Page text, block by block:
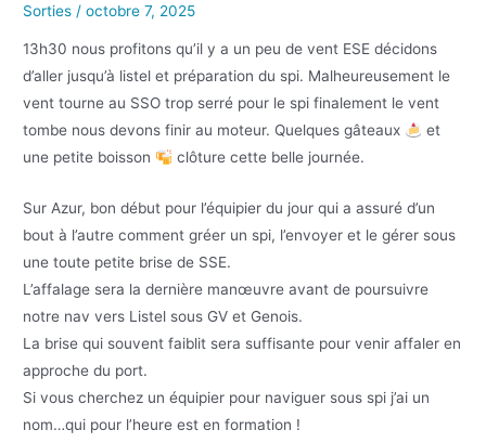
Sorties /octobre 7, 2025
13h30 nous profitons qu’il y a un peu de vent ESE décidons
d’aller jusqu’à listel et préparation du spi. Malheureusement le
vent tourne au SSO trop serré pour le spi finalement le vent
tombe nous devons finir au moteur. Quelques gâteaux
et
une petite boisson
clôture cette belle journée.
Sur Azur, bon début pour l’équipier du jour qui a assuré d’un
bout à l’autre comment gréer un spi, l’envoyer et le gérer sous
une toute petite brise de SSE.
L’affalage sera la dernière manœuvre avant de poursuivre
notre nav vers Listel sous GV et Genois.
La brise qui souvent faiblit sera suffisante pour venir affaler en
approche du port.
Si vous cherchez un équipier pour naviguer sous spi j’ai un
nom…qui pour l’heure est en formation !